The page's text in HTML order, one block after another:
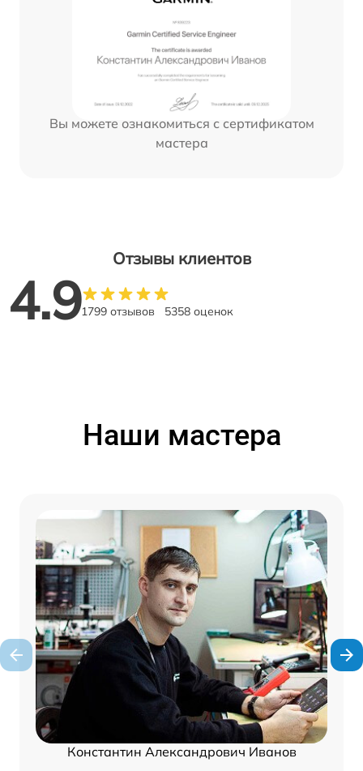
Вы можете ознакомиться с сертификатом
мастера
Отзывы клиентов
4.91799 отзывов 5358 оценок
Наши мастера
Константин Александрович Иванов